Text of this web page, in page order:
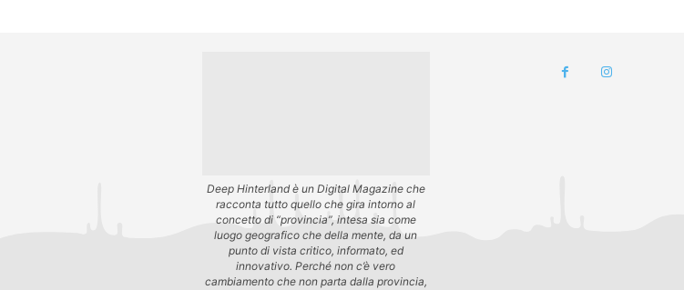
Deep Hinterland è un Digital Magazine che
racconta tutto quello che gira intorno al
concetto di “provincia”, intesa sia come
luogo geografico che della mente, da un
punto di vista critico, informato, ed
innovativo. Perché non c’è vero
cambiamento che non parta dalla provincia,